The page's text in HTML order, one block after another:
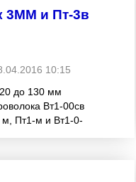
3ММ и Пт-3в
10:15
до 130 мм
Вт1-00св
Пт1-м и Вт1-0-